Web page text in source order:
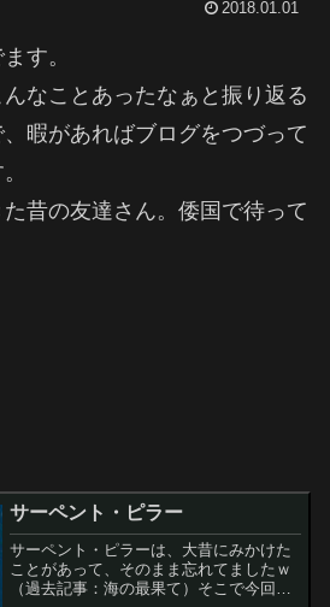
2018.01.01
す。
なことあったなぁと振り返る
暇があればブログをつづって
昔の友達さん。倭国で待って
サーペント・ピラー
サーペント・ピラーは、大昔にみかけた
ことがあって、そのまま忘れてましたｗ
（過去記事：海の最果て）そこで今回サ